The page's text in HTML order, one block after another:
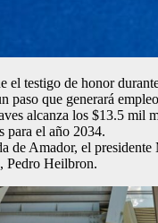
testigo de honor
que generará
alcanza los $13.5 mil
para el año 2034.
de Amador, el
Pedro Heilbron.